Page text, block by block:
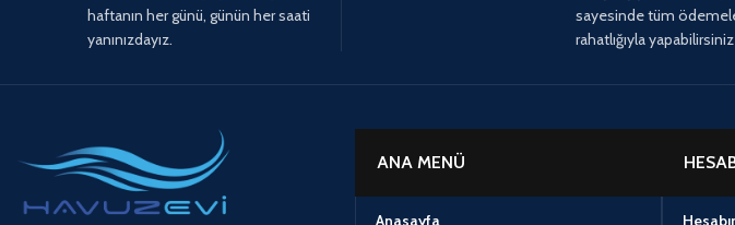
haftanın her günü, günün her saati
yanınızdayız.
sayesinde tüm
rahatlığıyla yapabilirsiniz
ANA MENÜ
Anasayfa